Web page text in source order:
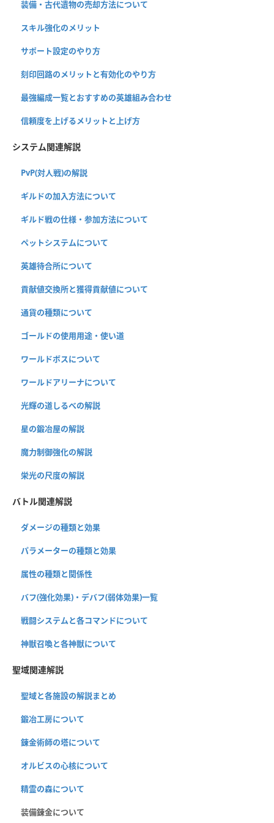
装備・古代遺物の売却方法について
スキル強化のメリット
サポート設定のやり方
刻印回路のメリットと有効化のやり方
最強編成一覧とおすすめの英雄組み合わせ
信頼度を上げるメリットと上げ方
システム関連解説
PvP(対人戦)の解説
ギルドの加入方法について
ギルド戦の仕様・参加方法について
ペットシステムについて
英雄待合所について
貢献値交換所と獲得貢献値について
通貨の種類について
ゴールドの使用用途・使い道
ワールドボスについて
ワールドアリーナについて
光輝の道しるべの解説
星の鍛冶屋の解説
魔力制御強化の解説
栄光の尺度の解説
バトル関連解説
ダメージの種類と効果
パラメーターの種類と効果
属性の種類と関係性
バフ(強化効果)・デバフ(弱体効果)一覧
戦闘システムと各コマンドについて
神獣召喚と各神獣について
聖域関連解説
聖域と各施設の解説まとめ
鍛冶工房について
錬金術師の塔について
オルビスの心核について
精霊の森について
装備錬金について